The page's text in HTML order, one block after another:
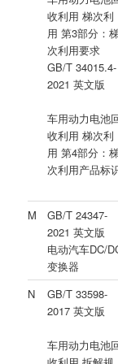
收利用 梯次利
用 第3部分：
次利用要求
GB/T 34015.4-
2021 英文版
车用动力电池
收利用 梯次利
用 第4部分：
次利用产品标
M
GB/T 24347-
2021 英文版
电动汽车DC/
变换器
N
GB/T 33598-
2017 英文版
车用动力电池